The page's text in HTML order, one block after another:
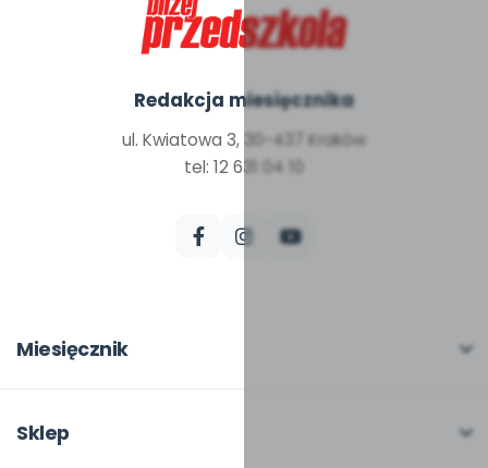
Redakcja miesięcznika
ul. Kwiatowa 3, 30-437 Kraków
tel: 12 631 04 10
Miesięcznik
W numerze
Sklep